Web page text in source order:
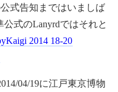
式告知まではいましば
式のLanyrdではそれと
2014 18-20
04/19に江戸東京博物